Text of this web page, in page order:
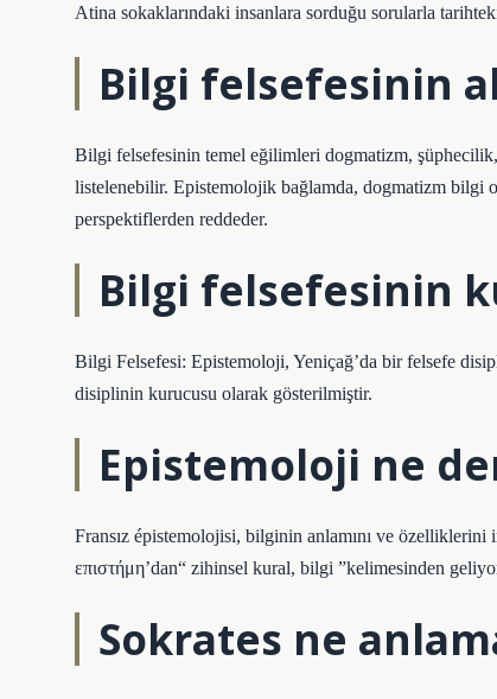
Atina sokaklarındaki insanlara sorduğu sorularla
Bilgi felsefesinin
Bilgi felsefesinin temel eğilimleri dogmatizm,
listelenebilir. Epistemolojik bağlamda, dogmatizm bilgi
perspektiflerden reddeder.
Bilgi felsefesinin
Bilgi Felsefesi: Epistemoloji, Yeniçağ’da bir felsefe
disiplinin kurucusu olarak gösterilmiştir.
Epistemoloji ne
Fransız épistemolojisi, bilginin anlamını ve özelliklerini
επιστήμη’dan“ zihinsel kural, bilgi ”kelimesinden
Sokrates ne